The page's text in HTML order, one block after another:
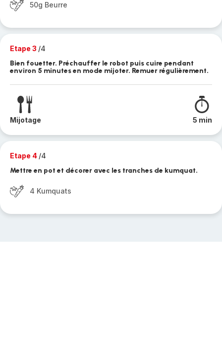
50g Beurre
Etape 3 /4
Bien fouetter. Préchauffer le robot puis cuire pendant
environ 5 minutes en mode mijoter. Remuer régulièrement.
Mijotage 5 min
Etape 4 /4
Mettre en pot et décorer avec les tranches de kumquat.
4 Kumquats